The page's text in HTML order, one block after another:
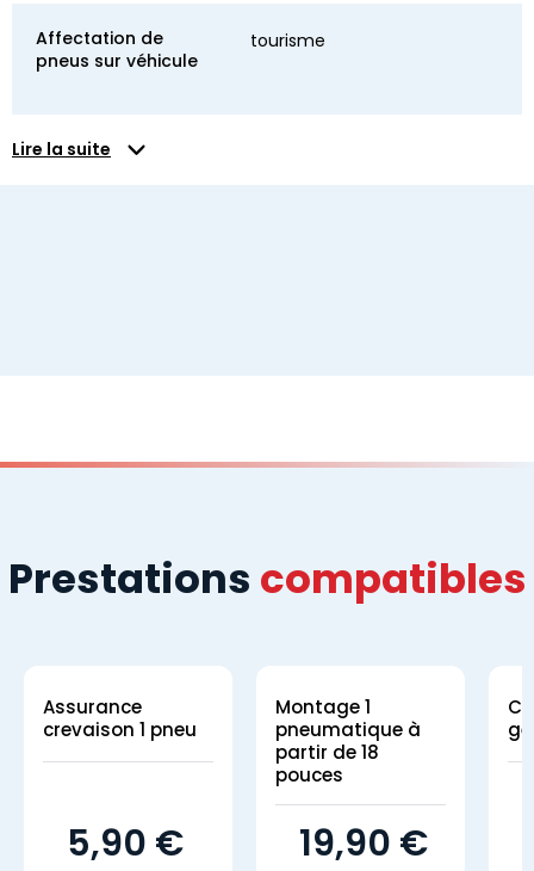
Affectation de
pneus sur véhicule
tourisme
Lire la suite
Prestations compatibles
Assurance
crevaison 1 pneu
5,90 €
Montage 1
pneumatique à
partir de 18
pouces
19,90 €